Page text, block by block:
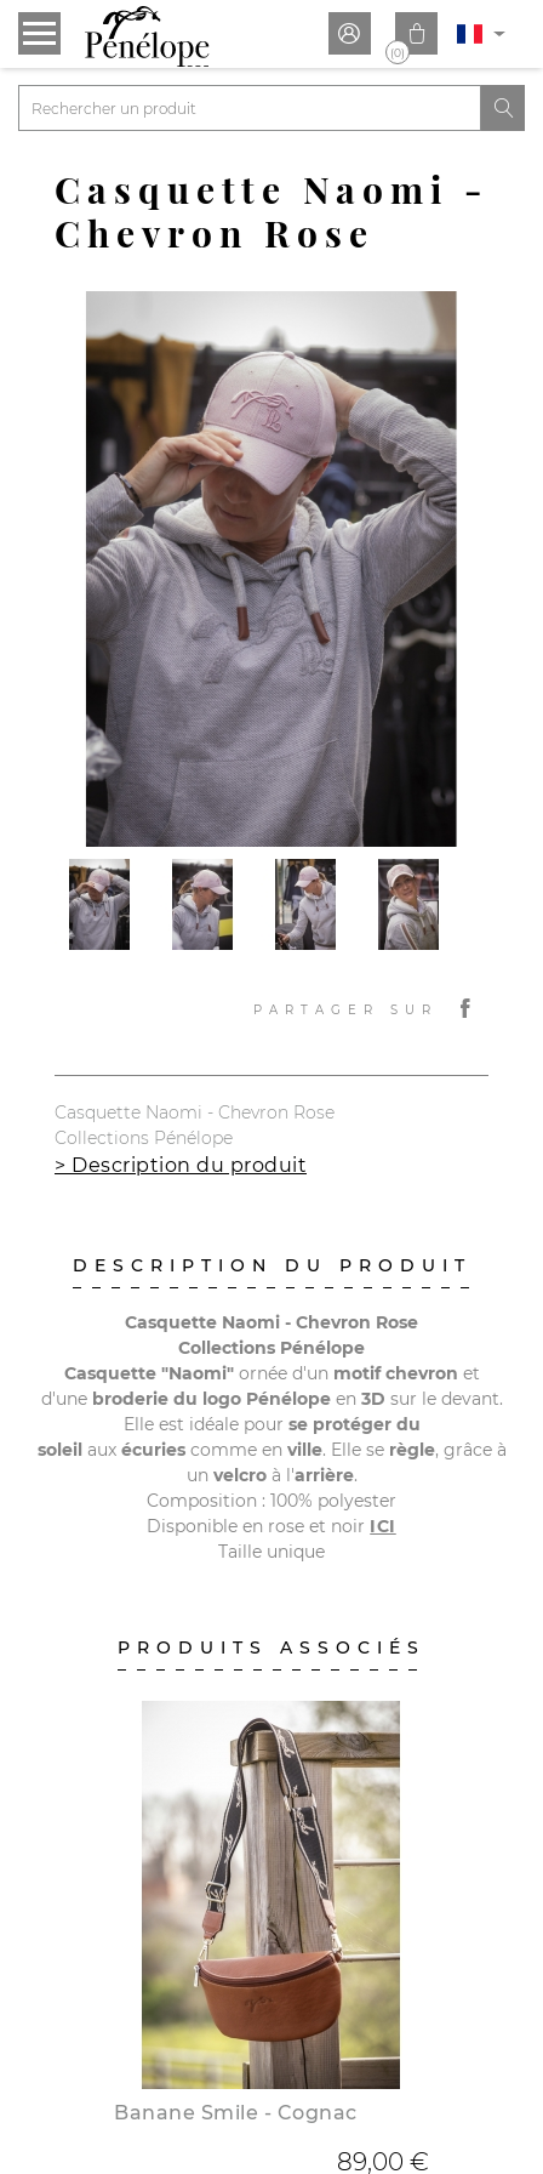
 
(0)

PARTAGER SUR
Casquette Naomi -
Chevron Rose
Casquette Naomi - Chevron Rose
Collections Pénélope
> Description du produit
DESCRIPTION DU PRODUIT
Casquette Naomi - Chevron Rose
Collections Pénélope
Casquette "Naomi"ornée d'un motif chevron et
d'une broderie du logo Pénélope en 3D sur le devant.
Elle est idéale pour se protéger du
soleil aux écuriescomme en ville. Elle se règle, grâce à
un velcroà l'arrière.
Composition : 100% polyester
Disponible en rose et noir ICI
Taille unique
PRODUITS ASSOCIÉS
Banane Smile - Cognac
89,00 €